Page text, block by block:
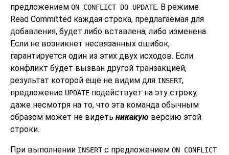
предложением ON CONFLICT DO UPDATE. В режиме
Read Committed каждая строка, предлагаемая для
добавления, будет либо вставлена, либо изменена.
Если не возникнет несвязанных ошибок,
гарантируется один из этих двух исходов. Если
конфликт будет вызван другой транзакцией,
результат которой ещё не видим для INSERT,
предложение UPDATE подействует на эту строку,
даже несмотря на то, что эта команда обычным
образом может не видеть никакую версию этой
строки.
При выполнении INSERTс предложением ON CONFLICT